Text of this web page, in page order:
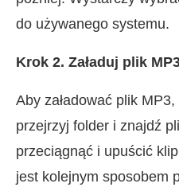
do używanego systemu.
Krok 2. Załaduj plik
Aby załadować plik MP3,
przejrzyj folder i znajdź
przeciągnąć i upuścić
jest kolejnym sposobem